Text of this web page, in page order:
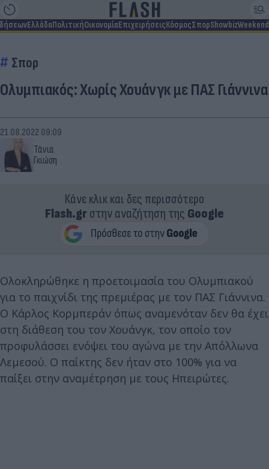
ΕλλάδαΠολιτικήΟικονομίαΕπιχειρήσειςΚόσμοςΣπορShowbizWeekend
Σπορ
Ολυμπιακός: Χωρίς Χουάνγκ με ΠΑΣ Γιάννινα
Τάνια
Γκιώση
21.08.2022 09:09
Κάνε κλικ και δες περισσότερο
Flash.grστην αναζήτηση της Google
Ολοκληρώθηκε η προετοιμασία του Ολυμπιακού
για το παιχνίδι της πρεμιέρας με τον ΠΑΣ Γιάννινα.
Ο Κάρλος Κορμπεράν όπως αναμενόταν δεν θα έχει
στη διάθεση του τον Χουάνγκ, τον οποίο τον
προφυλάσσει ενόψει του αγώνα με την Απόλλωνα
Λεμεσού. Ο παίκτης δεν ήταν στο 100% για να
παίξει στην αναμέτρηση με τους Ηπειρώτες.